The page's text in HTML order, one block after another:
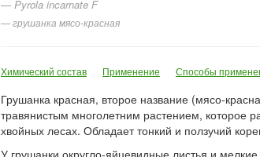
— Pyrola incarnate F
— грушанка мясо-красная
Химический состав Применение Способы
Грушанка красная, второе название (мясо-
травянистым многолетним растением, которое
хвойных лесах. Обладает тонкий и ползучий
У грушанки округло-яйцевидные листья и